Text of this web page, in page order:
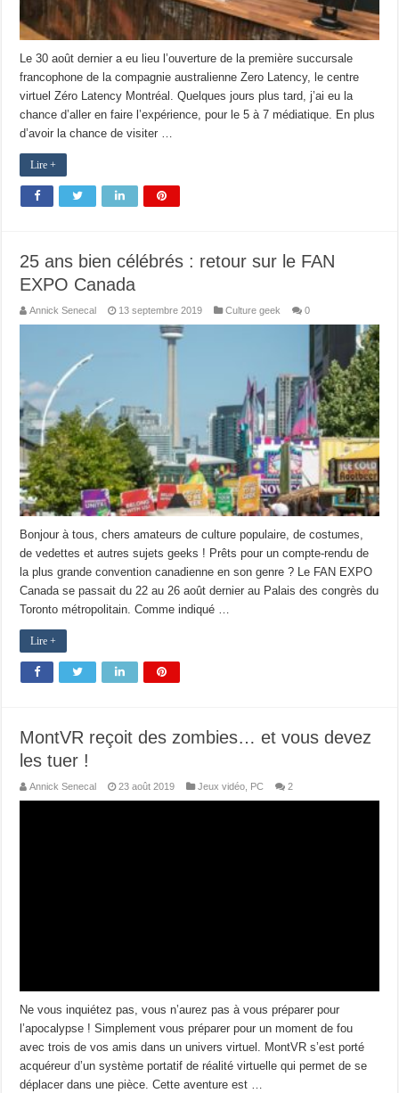
Le 30 août dernier a eu lieu l’ouverture de la première succursale
francophone de la compagnie australienne Zero Latency, le centre
virtuel Zéro Latency Montréal. Quelques jours plus tard, j’ai eu la
chance d’aller en faire l’expérience, pour le 5 à 7 médiatique. En plus
d’avoir la chance de visiter …
Lire +
25 ans bien célébrés : retour sur le FAN
EXPO Canada
Annick Senecal 13 septembre 2019 Culture geek 0
Bonjour à tous, chers amateurs de culture populaire, de costumes,
de vedettes et autres sujets geeks ! Prêts pour un compte-rendu de
la plus grande convention canadienne en son genre ? Le FAN EXPO
Canada se passait du 22 au 26 août dernier au Palais des congrès du
Toronto métropolitain. Comme indiqué …
Lire +
MontVR reçoit des zombies… et vous devez
les tuer !
Annick Senecal 23 août 2019 Jeux vidéo PC 2
Ne vous inquiétez pas, vous n’aurez pas à vous préparer pour
l’apocalypse ! Simplement vous préparer pour un moment de fou
avec trois de vos amis dans un univers virtuel. MontVR s’est porté
acquéreur d’un système portatif de réalité virtuelle qui permet de se
déplacer dans une pièce. Cette aventure est …